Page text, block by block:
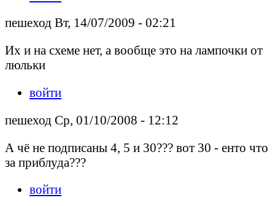
пешеход Вт, 14/07/2009 - 02:21
Их и на схеме нет, а вообще это на лампочки от
люльки
войти
пешеход Ср, 01/10/2008 - 12:12
А чё не подписаны 4, 5 и 30??? вот 30 - енто что
за приблуда???
войти